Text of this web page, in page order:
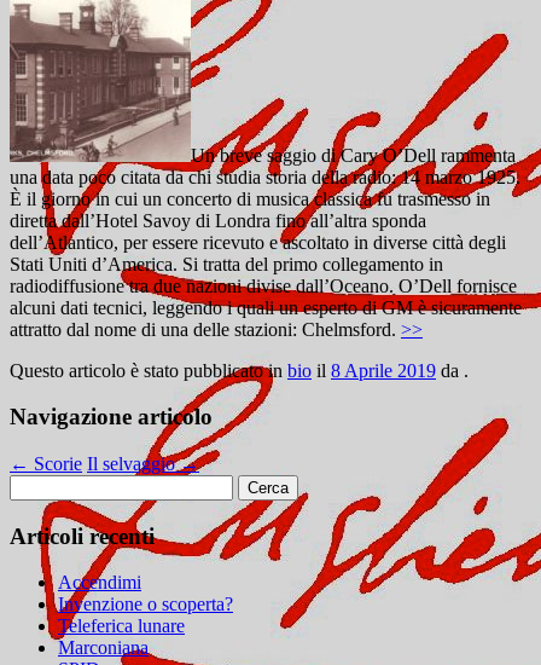
Un breve saggio di Cary O’Dell rammenta
una data poco citata da chi studia storia della radio: 14 marzo 1925.
È il giorno in cui un concerto di musica classica fu trasmesso in
diretta dall’Hotel Savoy di Londra fino all’altra sponda
dell’Atlantico, per essere ricevuto e ascoltato in diverse città degli
Stati Uniti d’America. Si tratta del primo collegamento in
radiodiffusione tra due nazioni divise dall’Oceano. O’Dell fornisce
alcuni dati tecnici, leggendo i quali un esperto di GM è sicuramente
attratto dal nome di una delle stazioni: Chelmsford. >>
Questo articolo è stato pubblicato in bio il 8 Aprile 2019 da .
Navigazione articolo
← Scorie Il selvaggio→
per:
Articoli recenti
Accendimi
Invenzione o scoperta?
Teleferica lunare
Marconiana